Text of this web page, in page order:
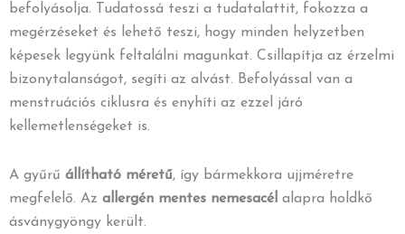
befolyásolja. Tudatossá teszi a tudatalattit, fokozza a
megérzéseket és lehető teszi, hogy minden helyzetben
képesek legyünk feltalálni magunkat. Csillapítja az érzelmi
bizonytalanságot, segíti az alvást. Befolyással van a
menstruációs ciklusra és enyhíti az ezzel járó
kellemetlenségeket is.
A gyűrű állítható méretű, így bármekkora ujjméretre
megfelelő. Az allergén mentes nemesacél alapra holdkő
ásványgyöngy került.